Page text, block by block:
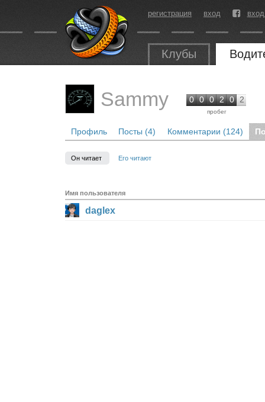
регистрация вход
Клубы
Sammy 0 0 0 2 0 2
пробег
Профиль Посты (4) Комментарии (124)
Он читает Его читают
Имя пользователя
daglex